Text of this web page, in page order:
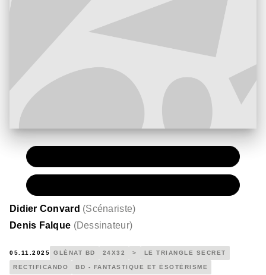
Didier Convard (Scénariste)
Denis Falque (Dessinateur)
05.11.2025 GLÉNAT BD 24X32 > LE TRIANGLE SECRET
RECTIFICANDO BD - FANTASTIQUE ET ÉSOTÉRISME